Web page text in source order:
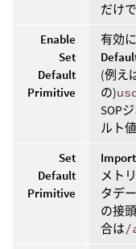
だけ
Enable
Set
Default
Primitive
有効
(例え
の)
SOP
ルト
Set
Default
Primitive
メト
タデ
の接
合は/